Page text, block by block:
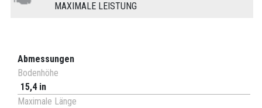
MAXIMALE LEISTUNG
Abmessungen
Bodenhöhe
15,4 in
Maximale Länge